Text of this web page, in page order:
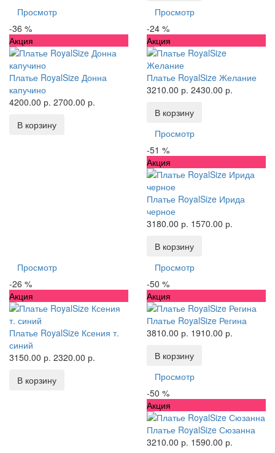
Просмотр
-36 %
Акция
Платье RoyalSize Донна
капучино
4200.00 р. 2700.00 р.
В корзину
Просмотр
-24 %
Акция
Платье RoyalSize Желание
3210.00 р. 2430.00 р.
В корзину
Просмотр
-51 %
Акция
Платье RoyalSize Ирида
черное
3180.00 р. 1570.00 р.
В корзину
Просмотр
-26 %
Акция
Платье RoyalSize Ксения т.
синий
3150.00 р. 2320.00 р.
В корзину
Просмотр
-50 %
Акция
Платье RoyalSize Регина
3810.00 р. 1910.00 р.
В корзину
Просмотр
-50 %
Акция
Платье RoyalSize Сюзанна
3210.00 р. 1590.00 р.